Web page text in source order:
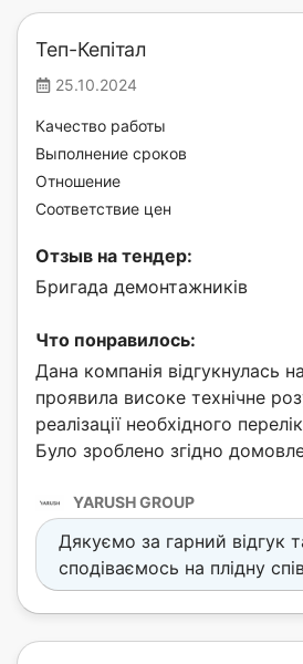
Теп-Кепітал
25.10.2024
Качество работы
Выполнение сроков
Отношение
Соответствие цен
Отзыв на тендер:
Бригада демонтажників
Что понравилось:
Дана компанія відгукнулась
проявила високе технічне
реалізації необхідного
Було зроблено згідно
YARUSH GROUP
Дякуємо за гарний відгук
сподіваємось на плідну